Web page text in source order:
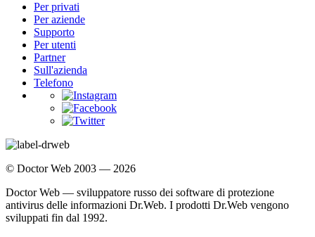
Per privati
Per aziende
Supporto
Per utenti
Partner
Sull'azienda
Telefono
© Doctor Web 2003 — 2026
Doctor Web — sviluppatore russo dei software di protezione
antivirus delle informazioni Dr.Web. I prodotti Dr.Web vengono
sviluppati fin dal 1992.